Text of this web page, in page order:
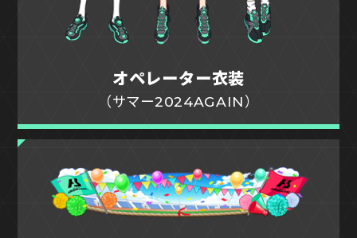
オペレーター衣装
（サマー2024AGAIN）